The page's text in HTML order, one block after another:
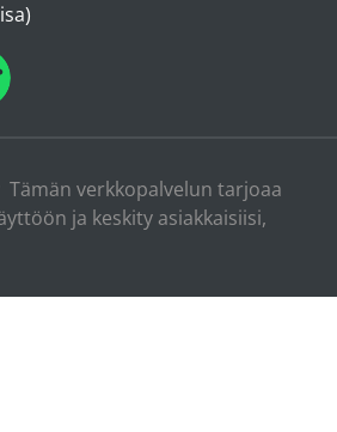
verkkopalvelun tarjoaa
ja keskity asiakkaisiisi,